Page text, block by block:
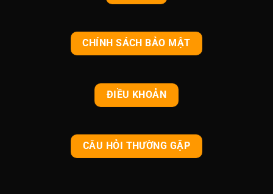
CHÍNH SÁCH BẢO MẬT
ĐIỀU KHOẢN
CÂU HỎI THƯỜNG GẶP